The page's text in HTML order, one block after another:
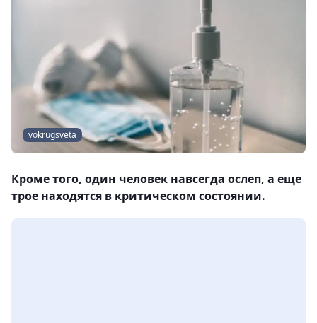
vokrugsveta
Кроме того, один человек навсегда ослеп, а еще
трое находятся в критическом состоянии.